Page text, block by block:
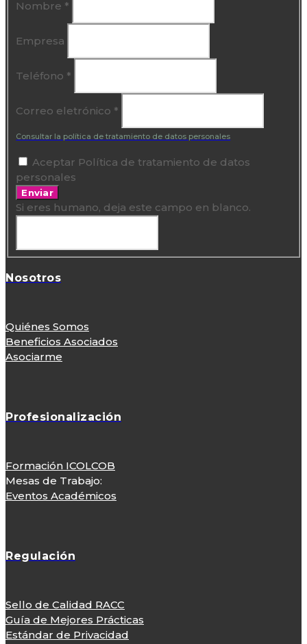
Nombre *
Empresa
Teléfono *
Correo eletrónico *
Consultar la política de tratamiento de datos personales
Aceptar Política de tratamiento de datos
personales
Enviar
Si eres humano, deja este campo en blanco.
Nosotros
Quiénes Somos
Beneficios Asociados
Asociarme
Profesionalización
Formación ICOLCOB
Mesas de Trabajo:
Eventos Académicos
Regulación
Sello de Calidad RACC
Guía de Mejores Prácticas
Estándar de Privacidad